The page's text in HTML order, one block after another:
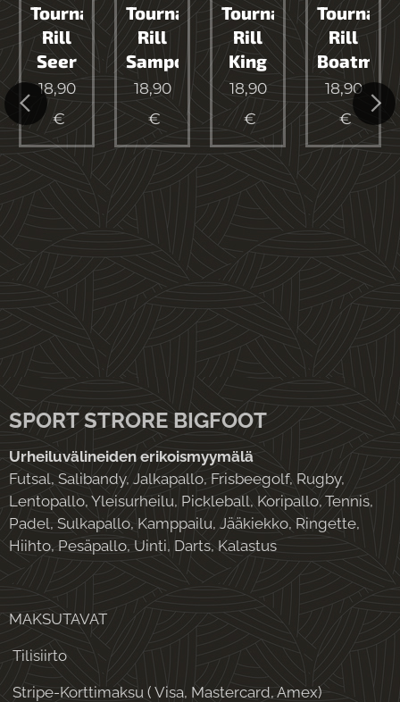
Tournament
Rill
Seer
18,90
€
Tournament
Rill
Sampo
18,90
€
Tournament
Rill
King
18,90
€
Rill
Boatman
18,90
€
SPORT STRORE BIGFOOT
Urheiluvälineiden erikoismyymälä
Futsal, Salibandy, Jalkapallo, Frisbeegolf, Rugby,
Lentopallo, Yleisurheilu, Pickleball, Koripallo, Tennis,
Padel, Sulkapallo, Kamppailu, Jääkiekko, Ringette,
Hiihto, Pesäpallo, Uinti, Darts, Kalastus
MAKSUTAVAT
Tilisiirto
Stripe-Korttimaksu ( Visa, Mastercard, Amex)